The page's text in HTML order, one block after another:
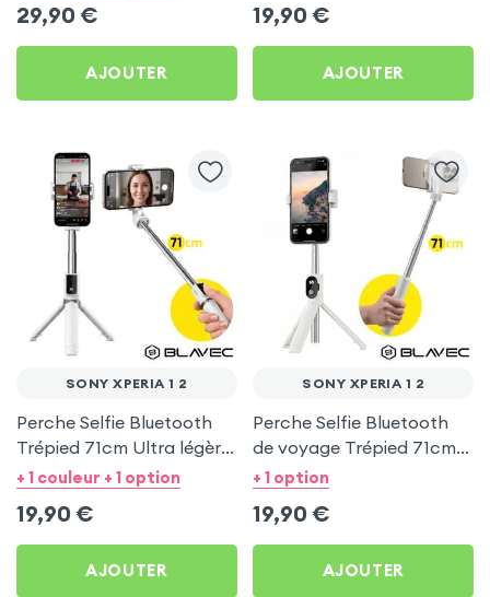
29,90 €
AJOUTER
19,90 €
AJOUTER
SONY XPERIA 1 2
Perche Selfie Bluetooth
Trépied 71cm Ultra légère
Blanc pour Sony Xperia 1
+ 1 couleur + 1 option
19,90 €
AJOUTER
SONY XPERIA 1 2
Perche Selfie Bluetooth
de voyage Trépied 71cm -
Blanc pour Sony Xperia 1
+ 1 option
19,90 €
AJOUTER